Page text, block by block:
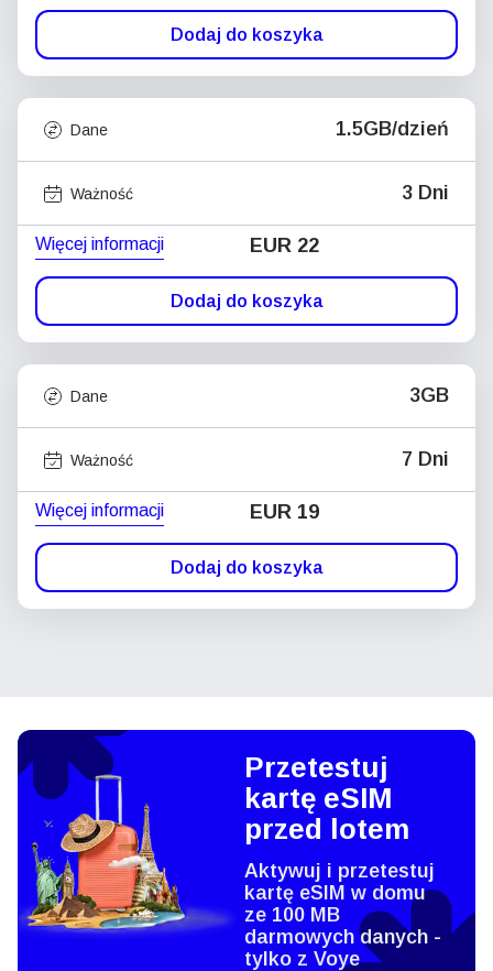
Dodaj do koszyka
Dane 1.5GB/dzień
Ważność 3 Dni
Więcej informacji EUR 22
Dodaj do koszyka
Dane 3GB
Ważność 7 Dni
Więcej informacji EUR 19
Dodaj do koszyka
Przetestuj
kartę eSIM
przed lotem
Aktywuj i przetestuj
kartę eSIM w domu
ze 100 MB
darmowych danych -
tylko z Voye